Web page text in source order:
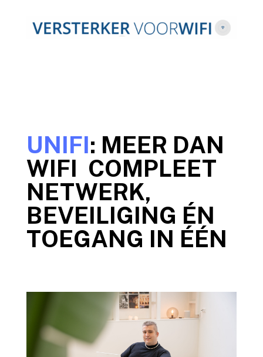
UNIFI: MEER DAN
WIFI COMPLEET
NETWERK,
BEVEILIGING ÉN
TOEGANG IN ÉÉN